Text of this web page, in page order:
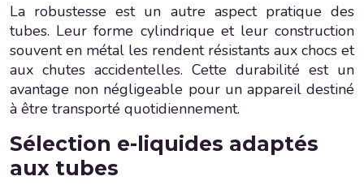
La robustesse est un autre aspect pratique des
tubes. Leur forme cylindrique et leur construction
souvent en métal les rendent résistants aux chocs et
aux chutes accidentelles. Cette durabilité est un
avantage non négligeable pour un appareil destiné
à être transporté quotidiennement.
Sélection e-liquides adaptés
aux tubes